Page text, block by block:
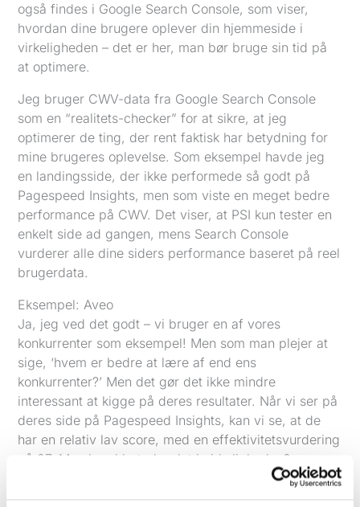
også findes i Google Search Console, som viser,
hvordan dine brugere oplever din hjemmeside i
virkeligheden – det er her, man bør bruge sin tid på
at optimere.
Jeg bruger CWV-data fra Google Search Console
som en “realitets-checker” for at sikre, at jeg
optimerer de ting, der rent faktisk har betydning for
mine brugeres oplevelse. Som eksempel havde jeg
en landingsside, der ikke performede så godt på
Pagespeed Insights, men som viste en meget bedre
performance på CWV. Det viser, at PSI kun tester en
enkelt side ad gangen, mens Search Console
vurderer alle dine siders performance baseret på reel
brugerdata.
Eksempel: Aveo
Ja, jeg ved det godt – vi bruger en af vores
konkurrenter som eksempel! Men som man plejer at
sige, ‘hvem er bedre at lære af end ens
konkurrenter?’ Men det gør det ikke mindre
interessant at kigge på deres resultater. Når vi ser på
deres side på Pagespeed Insights, kan vi se, at de
har en relativ lav score, med en effektivitetsvurdering
på 27. Men hvad betyder det i virkeligheden?
Når vi kigger på deres Core Web Vitals, som er